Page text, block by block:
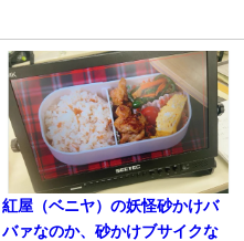
紅屋（ベニヤ）の妖怪砂かけバ
バァなのか、砂かけブサイクな